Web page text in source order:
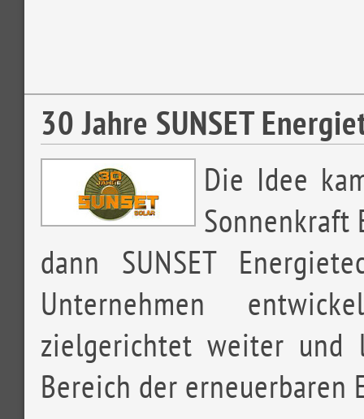
30 Jahre SUNSET
Die Idee
Sonnenkraft
dann SUNSET
Unternehmen
zielgerichtet weiter und
Bereich der erneuerbaren